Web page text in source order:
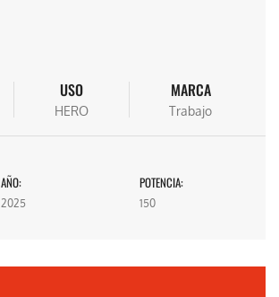
USO
HERO
MARCA
Trabajo
AÑO:
2025
POTENCIA:
150